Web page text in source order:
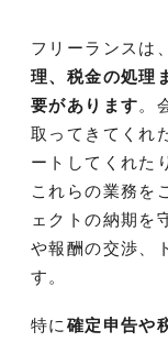
フリーランスは
理、税金の処理
要があります。
取ってきてくれ
ートしてくれた
これらの業務を
ェクトの納期を
や報酬の交渉、
す。
特に確定申告や